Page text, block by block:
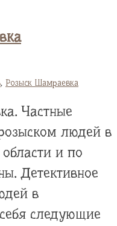
, Розыск Шамраевка
Частные
людей в
и по
Детективное
в
следующие